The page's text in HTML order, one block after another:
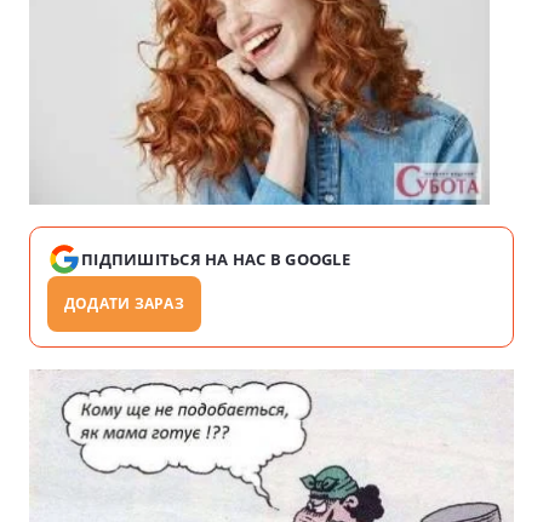
ПІДПИШІТЬСЯ НА НАС В GOOGLE
ДОДАТИ ЗАРАЗ